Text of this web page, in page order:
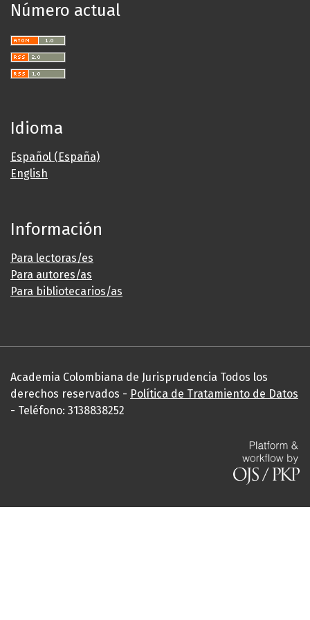
Número actual
Idioma
Español (España)
English
Información
Para lectoras/es
Para autores/as
Para bibliotecarios/as
Academia Colombiana de Jurisprudencia Todos los
derechos reservados - Política de Tratamiento de Datos
- Teléfono: 3138838252